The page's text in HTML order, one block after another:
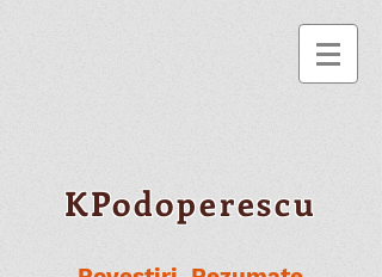
KPodoperescu